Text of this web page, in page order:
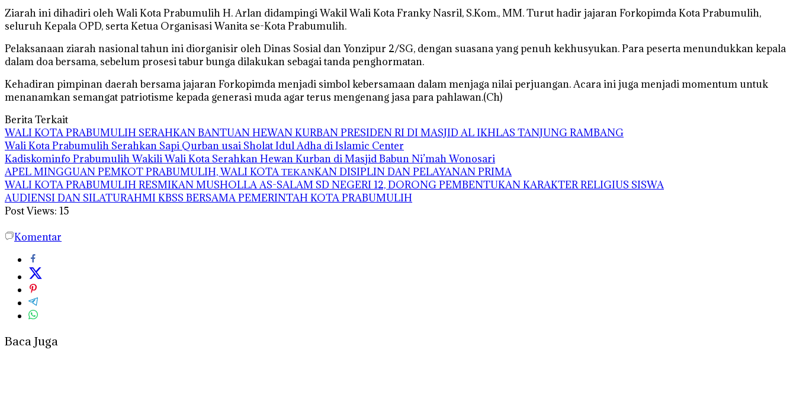
Ziarah ini dihadiri oleh Wali Kota Prabumulih H. Arlan didampingi Wakil Wali Kota Franky Nasril, S.Kom., MM. Turut hadir jajaran Forkopimda Kota Prabumulih,
seluruh Kepala OPD, serta Ketua Organisasi Wanita se-Kota Prabumulih.
Pelaksanaan ziarah nasional tahun ini diorganisir oleh Dinas Sosial dan Yonzipur 2/SG, dengan suasana yang penuh kekhusyukan. Para peserta menundukkan kepala
dalam doa bersama, sebelum prosesi tabur bunga dilakukan sebagai tanda penghormatan.
Kehadiran pimpinan daerah bersama jajaran Forkopimda menjadi simbol kebersamaan dalam menjaga nilai perjuangan. Acara ini juga menjadi momentum untuk
menanamkan semangat patriotisme kepada generasi muda agar terus mengenang jasa para pahlawan.(Ch)
Berita Terkait
WALI KOTA PRABUMULIH SERAHKAN BANTUAN HEWAN KURBAN PRESIDEN RI DI MASJID AL IKHLAS TANJUNG RAMBANG
Wali Kota Prabumulih Serahkan Sapi Qurban usai Sholat Idul Adha di Islamic Center
Kadiskominfo Prabumulih Wakili Wali Kota Serahkan Hewan Kurban di Masjid Babun Ni’mah Wonosari
APEL MINGGUAN PEMKOT PRABUMULIH, WALI KOTA ΤΕΚΑΝKAN DISIPLIN DAN PELAYANAN PRIMA
WALI KOTA PRABUMULIH RESMIKAN MUSHOLLA AS-SALAM SD NEGERI 12, DORONG PEMBENTUKAN KARAKTER RELIGIUS SISWA
AUDIENSI DAN SILATURAHMI KBSS BERSAMA PEMERINTAH KOTA PRABUMULIH
Post Views: 15
Komentar
Baca Juga